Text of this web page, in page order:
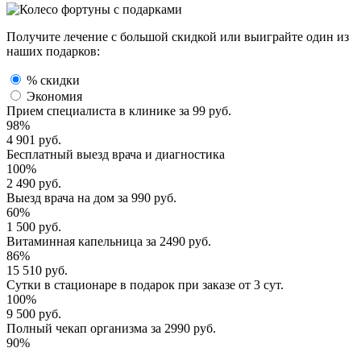
Получите лечение с большой скидкой или выиграйте один из
наших подарков:
% скидки
Экономия
Прием специалиста в клинике за 99 руб.
98%
4 901 руб.
Бесплатный выезд врача и диагностика
100%
2 490 руб.
Выезд врача на дом за 990 руб.
60%
1 500 руб.
Витаминная капельница за 2490 руб.
86%
15 510 руб.
Сутки в стационаре в подарок при заказе от 3 сут.
100%
9 500 руб.
Полный чекап организма за 2990 руб.
90%